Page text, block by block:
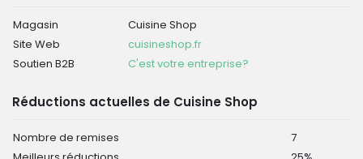
Magasin
Cuisine Shop
Site Web
cuisineshop.fr
Soutien B2B
C'est votre entreprise?
Réductions actuelles de Cuisine Shop
Nombre de remises
7